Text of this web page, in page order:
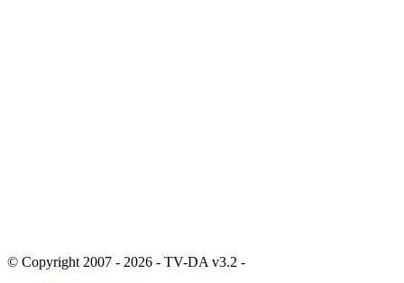
© Copyright 2007 - 2026 - TV-DA v3.2 -